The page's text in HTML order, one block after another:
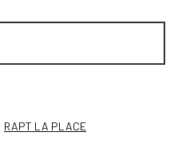
RAPT LA PLACE